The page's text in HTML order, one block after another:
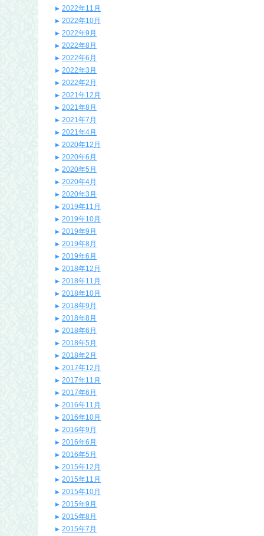
2022年11月
2022年10月
2022年9月
2022年8月
2022年6月
2022年3月
2022年2月
2021年12月
2021年8月
2021年7月
2021年4月
2020年12月
2020年6月
2020年5月
2020年4月
2020年3月
2019年11月
2019年10月
2019年9月
2019年8月
2019年6月
2018年12月
2018年11月
2018年10月
2018年9月
2018年8月
2018年6月
2018年5月
2018年2月
2017年12月
2017年11月
2017年6月
2016年11月
2016年10月
2016年9月
2016年6月
2016年5月
2015年12月
2015年11月
2015年10月
2015年9月
2015年8月
2015年7月